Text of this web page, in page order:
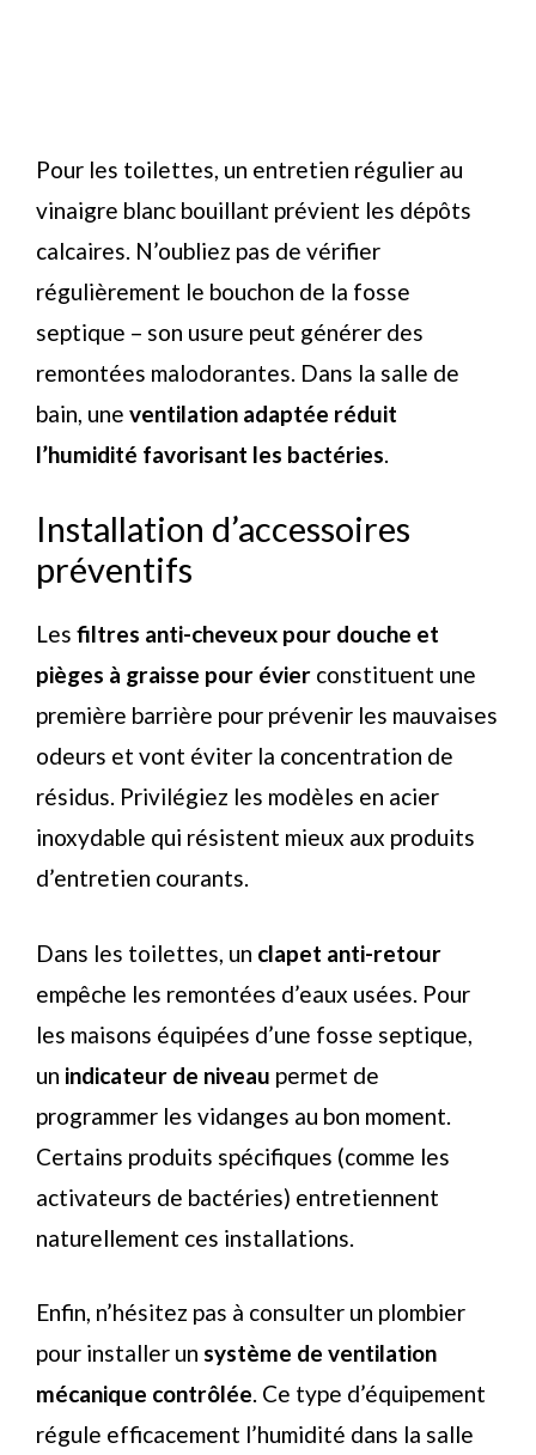
Pour les toilettes, un entretien régulier au
vinaigre blanc bouillant prévient les dépôts
calcaires. N’oubliez pas de vérifier
régulièrement le bouchon de la fosse
septique – son usure peut générer des
remontées malodorantes. Dans la salle de
bain, une ventilation adaptée réduit
l’humidité favorisant les bactéries.
Installation d’accessoires
préventifs
Les filtres anti-cheveux pour douche et
pièges à graisse pour évier constituent une
première barrière pour prévenir les mauvaises
odeurs et vont éviter la concentration de
résidus. Privilégiez les modèles en acier
inoxydable qui résistent mieux aux produits
d’entretien courants.
Dans les toilettes, un clapet anti-retour
empêche les remontées d’eaux usées. Pour
les maisons équipées d’une fosse septique,
un indicateur de niveau permet de
programmer les vidanges au bon moment.
Certains produits spécifiques (comme les
activateurs de bactéries) entretiennent
naturellement ces installations.
Enfin, n’hésitez pas à consulter un plombier
pour installer un système de ventilation
mécanique contrôlée. Ce type d’équipement
régule efficacement l’humidité dans la salle